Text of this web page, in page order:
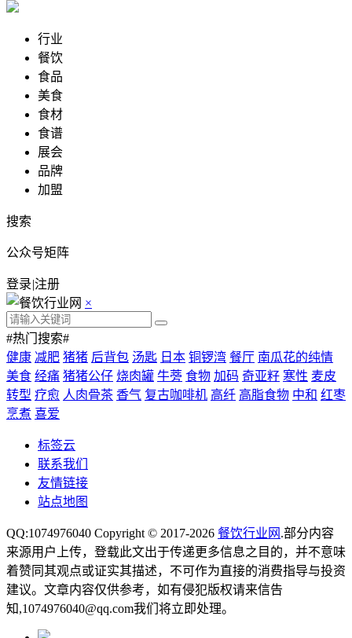
行业
餐饮
食品
美食
食材
食谱
展会
品牌
加盟
搜索
公众号矩阵
登录|注册
×
#热门搜索#
健康 减肥 猪猪 后背包 汤匙 日本 铜锣湾 餐厅 南瓜花的纯情
美食 经痛 猪猪公仔 烧肉罐 牛蒡 食物 加码 奇亚籽 寒性 麦皮
转型 疗愈 人肉骨茶 香气 复古咖啡机 高纤 高脂食物 中和 红枣
烹煮 喜爱
标签云
联系我们
友情链接
站点地图
QQ:1074976040 Copyright © 2017-2026 餐饮行业网 .部分内容
来源用户上传，登载此文出于传递更多信息之目的，并不意味
着赞同其观点或证实其描述，不可作为直接的消费指导与投资
建议。文章内容仅供参考，如有侵犯版权请来信告
知,1074976040@qq.com我们将立即处理。